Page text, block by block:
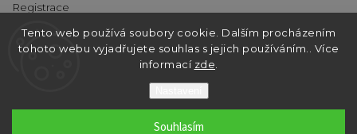
Tento web používá soubory cookie. Dalším procházením
tohoto webu vyjadřujete souhlas s jejich používáním.. Více
informací zde
Souhlasím
Registrace
KONTAKT
thebrands.com. Všechna práva vyhrazena.